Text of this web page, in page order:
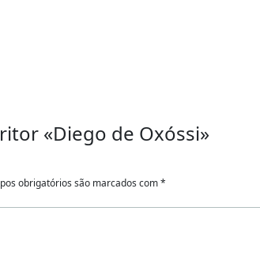
«Diego de Oxóssi»
obrigatórios são marcados com*